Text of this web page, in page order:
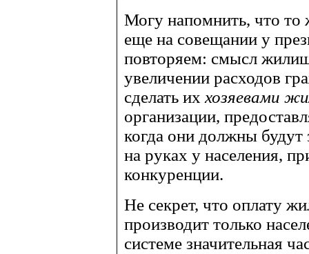
Могу напомнить, что то
еще на совещании у
повторяем: смысл
увеличении расходов
сделать их хозяевами
организации,
когда они должны будут
на руках у населения,
конкуренции.
Не секрет, что оплату
производит только
системе значительная